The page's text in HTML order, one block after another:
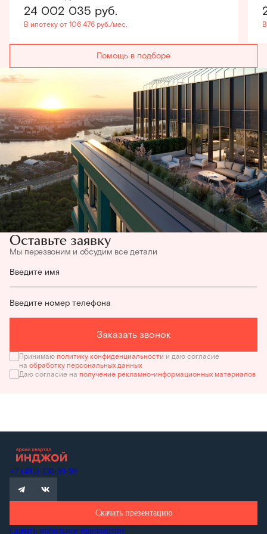
24 002 035 руб.
В ипотеку от 106 476 руб./мес.
Помощь в подборе
Оставьте заявку
Мы перезвоним и обсудим все детали
Введите имя
Введите номер телефона
Заказать звонок
Принимаю политику конфиденциальности и даю согласие
на обработку персональных данных
Даю согласие на получение рекламно-информационных материалов
+7 (495) 138-99-99
Скачать презентацию
Скачать мобильное приложение